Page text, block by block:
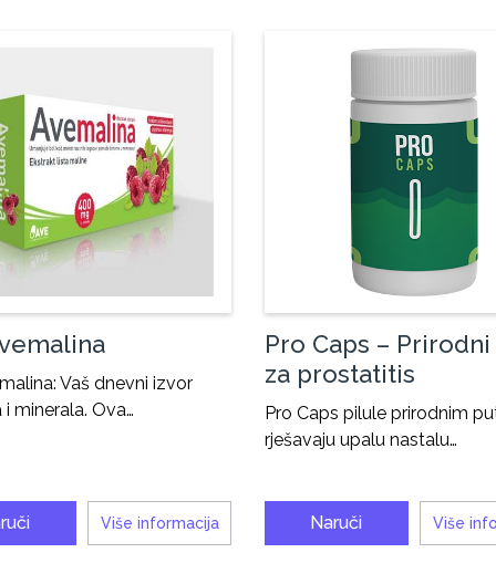
Vaš dnevni izvor
minerala. Ova…
Više informacija
Pro Caps –
za prostatitis
Pro Caps pilule prirodnim
rješavaju upalu nastalu…
Naruči Više